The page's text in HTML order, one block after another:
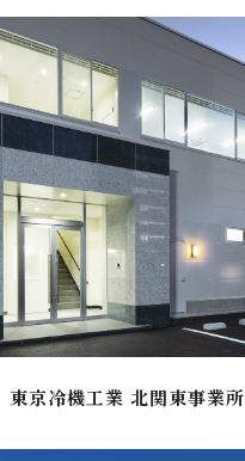
東京冷機工業 北関東事業所